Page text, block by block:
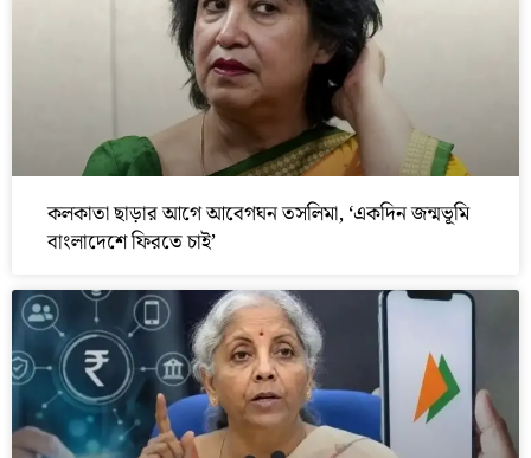
কলকাতা ছাড়ার আগে আবেগঘন তসলিমা, ‘একদিন জন্মভূমি
বাংলাদেশে ফিরতে চাই’